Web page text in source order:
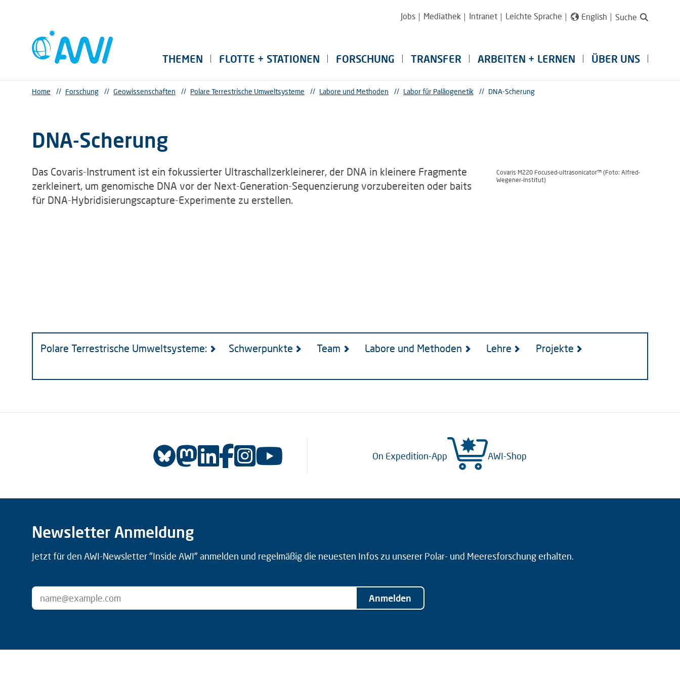
Jobs Mediathek Intranet Leichte Sprache English Suche
THEMEN FLOTTE + STATIONEN FORSCHUNG TRANSFER ARBEITEN + LERNEN ÜBER UNS
Home // Forschung // Geowissenschaften // Polare Terrestrische Umweltsysteme // Labore und Methoden // Labor für Paläogenetik // DNA-Scherung
DNA-Scherung
Covaris M220 Focused-ultrasonicator™ (Foto: Alfred-
Wegener-Institut)
Das Covaris-Instrument ist ein fokussierter Ultraschallzerkleinerer, der DNA in kleinere Fragmente
zerkleinert, um genomische DNA vor der Next-Generation-Sequenzierung vorzubereiten oder baits
für DNA-Hybridisierungscapture-Experimente zu erstellen.
Polare Terrestrische Umweltsysteme: Schwerpunkte Team Labore und Methoden Lehre Projekte
On Expedition-App AWI-Shop
Newsletter Anmeldung
Jetzt für den AWI-Newsletter "Inside AWI" anmelden und regelmäßig die neuesten Infos zu unserer Polar- und Meeresforschung erhalten.
Anmelden